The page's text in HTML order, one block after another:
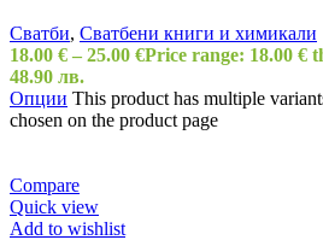
Сватби, Сватбени книги и химикали
18.00 € – 25.00 €Price range: 18.00 €
48.90 лв.
Опции This product has multiple
chosen on the product page
Compare
Quick view
Add to wishlist